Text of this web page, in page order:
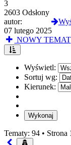
3
2603 Odsłony
autor:
07 lutego 2025
NOWY TEMAT
Wyświetl:
Sortuj wg:
Kierunek:
Tematy: 94 • Strona